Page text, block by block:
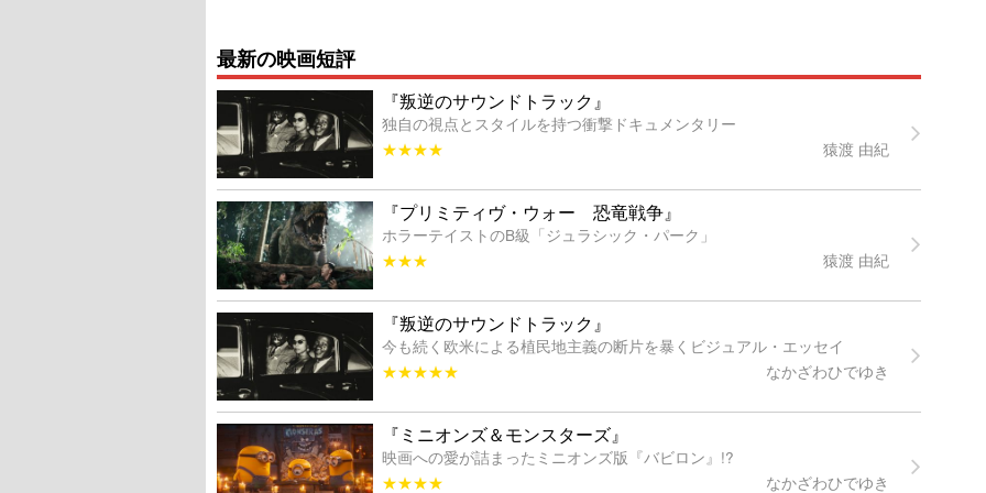
最新の映画短評
『叛逆のサウンドトラック』
独自の視点とスタイルを持つ衝撃ドキュメンタリー
★★★★
猿渡 由紀
『プリミティヴ・ウォー 恐竜戦争』
ホラーテイストのB級「ジュラシック・パーク」
★★★
猿渡 由紀
『叛逆のサウンドトラック』
今も続く欧米による植民地主義の断片を暴くビジュアル・エッセイ
★★★★★
なかざわひでゆき
『ミニオンズ＆モンスターズ』
映画への愛が詰まったミニオンズ版『バビロン』!?
★★★★
なかざわひでゆき